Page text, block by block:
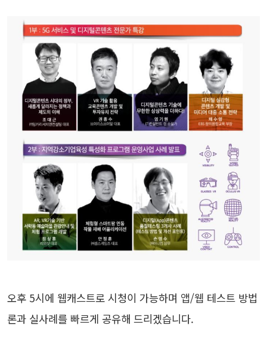
오후 5시에 웹캐스트로 시청이 가능하며 앱/웹 테스트 방법
론과 실사례를 빠르게 공유해 드리겠습니다.